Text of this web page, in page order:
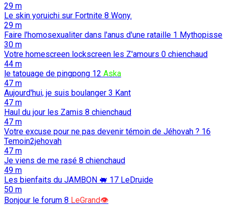
29 m
Le skin yoruichi sur Fortnite 8 Wony.
29 m
Faire l'homosexualiter dans l'anus d'une rataille 1 Mythopisse
30 m
Votre homescreen lockscreen les Z'amours 0 chienchaud
44 m
le tatouage de pingpong 12 Aska
47 m
Aujourd'hui, je suis boulanger 3 Kant
47 m
Haul du jour les Zamis 8 chienchaud
47 m
Votre excuse pour ne pas devenir témoin de Jéhovah ? 16
Temoin2jehovah
47 m
Je viens de me rasé 8 chienchaud
49 m
Les bienfaits du JAMBON 🐖️ 17 LeDruide
50 m
Bonjour le forum 8 LeGrand👁️